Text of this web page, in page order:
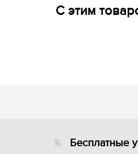
С этим
Бесплатные